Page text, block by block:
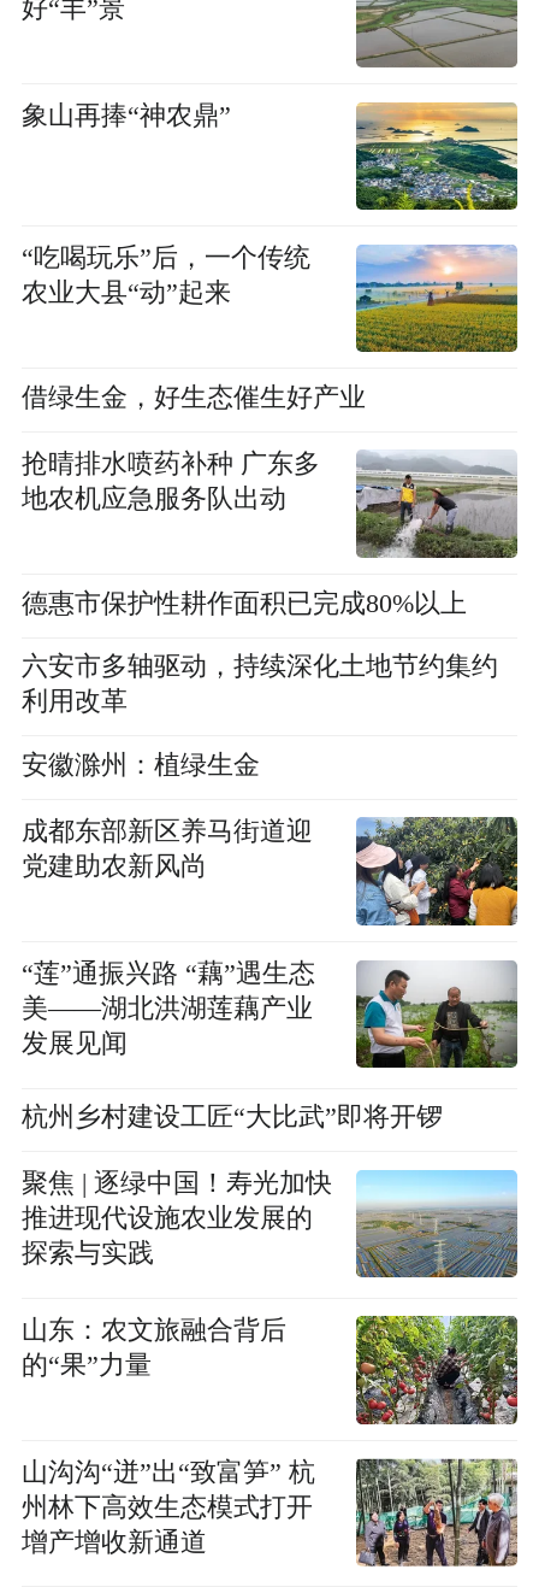
好“丰”景
象山再捧“神农鼎”
“吃喝玩乐”后，一个传统
农业大县“动”起来
借绿生金，好生态催生好产业
抢晴排水喷药补种 广东多
地农机应急服务队出动
德惠市保护性耕作面积已完成80%以上
六安市多轴驱动，持续深化土地节约集约
利用改革
安徽滁州：植绿生金
成都东部新区养马街道迎
党建助农新风尚
“莲”通振兴路 “藕”遇生态
美——湖北洪湖莲藕产业
发展见闻
杭州乡村建设工匠“大比武”即将开锣
聚焦 | 逐绿中国！寿光加快
推进现代设施农业发展的
探索与实践
山东：农文旅融合背后
的“果”力量
山沟沟“迸”出“致富笋” 杭
州林下高效生态模式打开
增产增收新通道